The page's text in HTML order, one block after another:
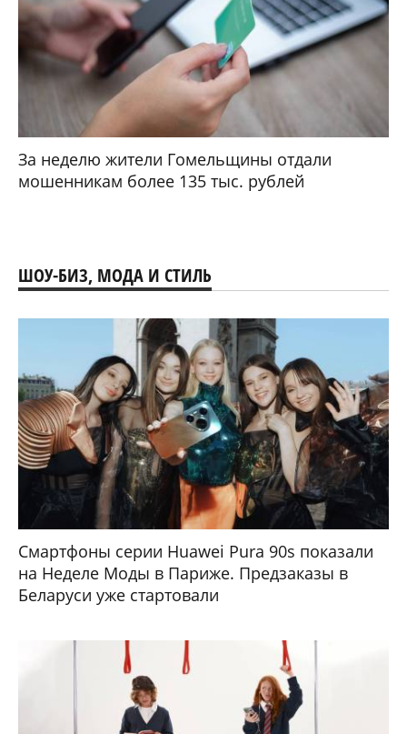
За неделю жители Гомельщины отдали
мошенникам более 135 тыс. рублей
ШОУ-БИЗ, МОДА И СТИЛЬ
Смартфоны серии Huawei Pura 90s показали
на Неделе Моды в Париже. Предзаказы в
Беларуси уже стартовали